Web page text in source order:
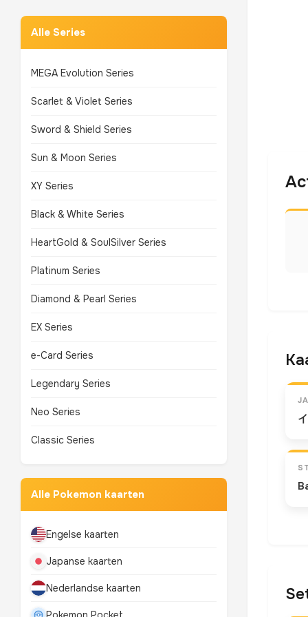
Alle Series
MEGA Evolution Series
Scarlet & Violet Series
Sword & Shield Series
Sun & Moon Series
XY Series
Black & White Series
HeartGold & SoulSilver Series
Platinum Series
Diamond & Pearl Series
EX Series
e-Card Series
Legendary Series
Neo Series
Classic Series
Alle Pokemon kaarten
Engelse kaarten
Japanse kaarten
Nederlandse kaarten